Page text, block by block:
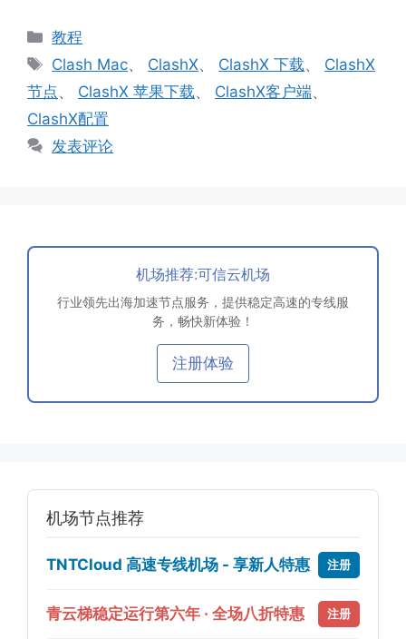
分
类
教程
标
签
Clash Mac、 ClashX、 ClashX 下载、 ClashX
节点、 ClashX 苹果下载、 ClashX客户端、
ClashX配置
发表评论
机场推荐:可信云机场
行业领先出海加速节点服务，提供稳定高速的专线服
务，畅快新体验！
注册体验
机场节点推荐
TNTCloud 高速专线机场 - 享新人特惠 注册
青云梯稳定运行第六年 · 全场八折特惠 注册